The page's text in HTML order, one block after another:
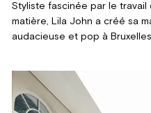
Styliste fascinée par le
matière, Lila John a créé sa
audacieuse et pop à